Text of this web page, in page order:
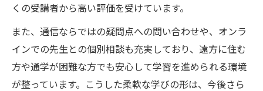
くの受講者から高い評価を受けています。
また、通信ならではの疑問点への問い合わせや、オンラ
インでの先生との個別相談も充実しており、遠方に住む
方や通学が困難な方でも安心して学習を進められる環境
が整っています。こうした柔軟な学びの形は、今後さら